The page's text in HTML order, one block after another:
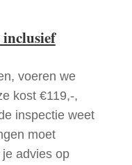
inclusief
voeren we
kost €119,-,
inspectie weet
moet
advies op